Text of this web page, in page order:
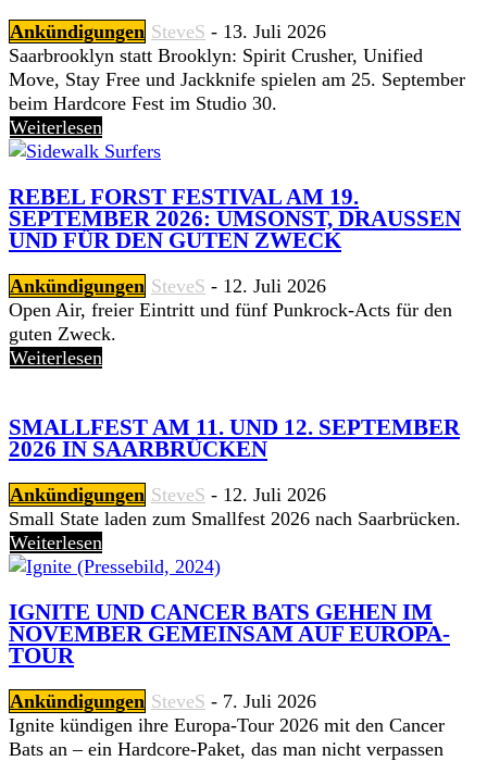
Ankündigungen SteveS - 13. Juli 2026
Saarbrooklyn statt Brooklyn: Spirit Crusher, Unified
Move, Stay Free und Jackknife spielen am 25. September
beim Hardcore Fest im Studio 30.
Weiterlesen
REBEL FORST FESTIVAL AM 19.
SEPTEMBER 2026: UMSONST, DRAUSSEN U
ND FÜR DEN GUTEN ZWECK
Ankündigungen SteveS - 12. Juli 2026
Open Air, freier Eintritt und fünf Punkrock-Acts für den
guten Zweck.
Weiterlesen
SMALLFEST AM 11. UND 12. SEPTEMBER
2026 IN SAARBRÜCKEN
Ankündigungen SteveS - 12. Juli 2026
Small State laden zum Smallfest 2026 nach Saarbrücken.
Weiterlesen
IGNITE UND CANCER BATS GEHEN IM
NOVEMBER GEMEINSAM AUF EUROPA-
TOUR
Ankündigungen SteveS - 7. Juli 2026
Ignite kündigen ihre Europa-Tour 2026 mit den Cancer
Bats an – ein Hardcore-Paket, das man nicht verpassen